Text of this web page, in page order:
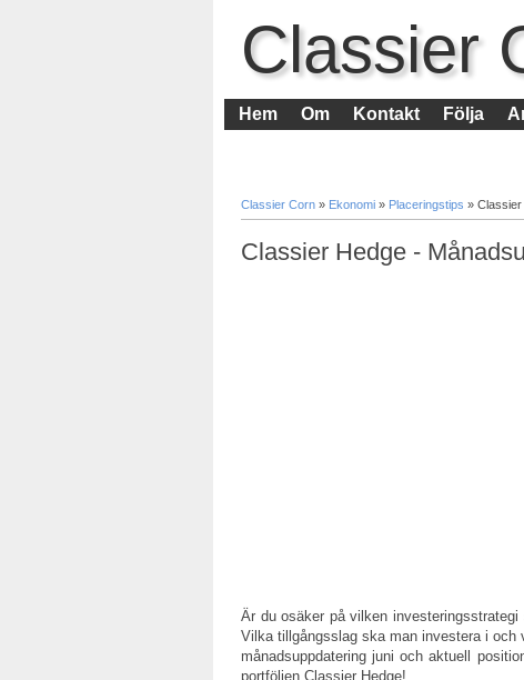
Classier
Hem Om Kontakt Följa
Classier Corn » Ekonomi » Placeringstips » Classier
Classier Hedge -
Är du osäker på vilken
Vilka tillgångsslag ska man investera i
månadsuppdatering juni och aktuell
portföljen Classier Hedge!